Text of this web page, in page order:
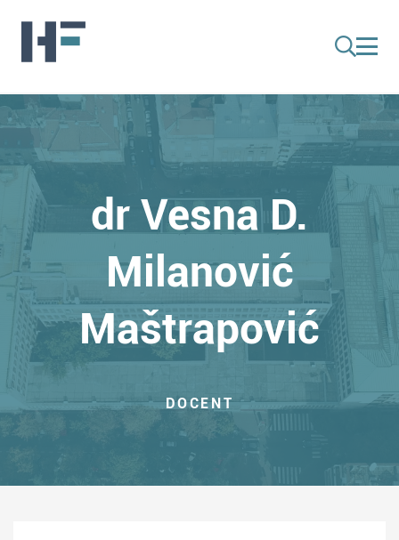
dr Vesna D.
Milanović
Maštrapović
DOCENT